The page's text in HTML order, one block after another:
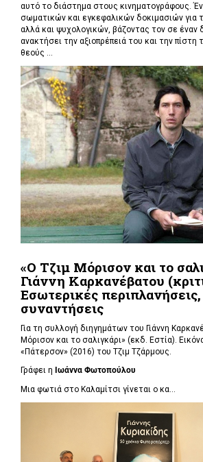
αυτό το διάστημα στους κινηματογράφους.
σωματικών και εγκεφαλικών δοκιμασιών για
αλλά και ψυχολογικών, βάζοντας τον σε έναν
ανακτήσει την αξιοπρέπειά του και την
θεούς ...
«Ο Τζιμ Μόρισον και το
Γιάννη Καρκανέβατου
Εσωτερικές
συναντήσεις
Για τη συλλογή διηγημάτων του Γιάννη
Μόρισον και το σαλιγκάρι» (εκδ. Εστία).
«Πάτερσον» (2016) του Τζιμ Τζάρμους.
Γράφει η Ιωάννα Φωτοπούλου
Μια φωτιά στο Καλαμίτσι γίνεται ο κα...